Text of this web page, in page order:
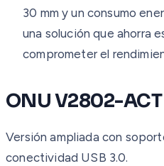
30 mm y un consumo
una solución que ahorra
comprometer el
ONU V2802-ACT
Versión ampliada con
conectividad USB 3.0.